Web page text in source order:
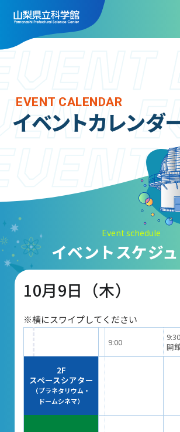
利用案内
山梨県立科学館について
団体予約受付
2026年度の利用はこちら
施設案内
フロアガイド
EVENT CALENDAR
イベントカレンダ
Event schedule
イベントスケジ
10月9日（木）
※横にスワイプしてください
9:00
9:30
開
2F
スペースシアター
（プラネタリウム・
ドームシネマ）